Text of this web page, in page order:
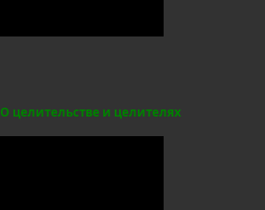
О целительстве и целителях